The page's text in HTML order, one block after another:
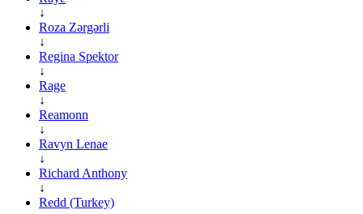
↓
Roza Zərgərli
↓
Regina Spektor
↓
Rage
↓
Reamonn
↓
Ravyn Lenae
↓
Richard Anthony
↓
Redd (Turkey)